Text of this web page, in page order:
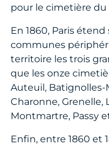
pour le cimetière
En 1860, Paris
communes
territoire les trois
que les onze
Auteuil, Batignolles-
Charonne, Grenelle,
Montmartre, Passy
Enfin, entre 1860 et